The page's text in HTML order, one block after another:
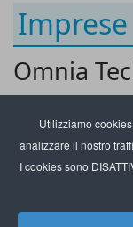
Utilizziamo
analizzare il nostro
I cookies sono
Imprese
Omnia
nuova
beverage